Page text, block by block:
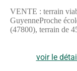
VENTE : terrain
GuyenneProche
(47800), terrain de
Collège Didier
trouve un bassin de
charcuterie, une
voir le détail